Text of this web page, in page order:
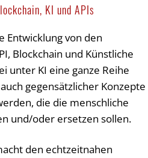
KI und APIs
Entwicklung von den
Blockchain und Künstliche
unter KI eine ganze Reihe
gegensätzlicher Konzepte
die die menschliche
und/oder ersetzen sollen.
den echtzeitnahen